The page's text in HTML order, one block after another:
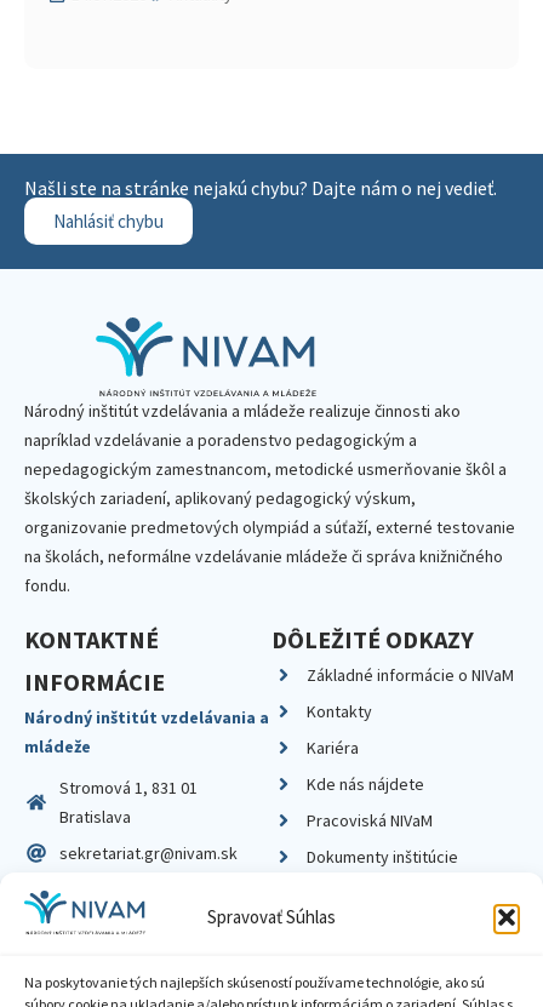
Spravovať Súhlas
Na poskytovanie tých najlepších skúseností používame technológie, ako sú
Našli ste na stránke nejakú chybu? Dajte nám o nej vedieť.
Nahlásiť chybu
Národný inštitút vzdelávania a mládeže realizuje činnosti ako
napríklad vzdelávanie a poradenstvo pedagogickým a
nepedagogickým zamestnancom, metodické usmerňovanie škôl a
školských zariadení, aplikovaný pedagogický výskum,
organizovanie predmetových olympiád a súťaží, externé testovanie
na školách, neformálne vzdelávanie mládeže či správa knižničného
fondu.
KONTAKTNÉ
INFORMÁCIE
Národný inštitút vzdelávania a
mládeže
Stromová 1, 831 01
Bratislava
sekretariat.gr@nivam.sk
IČO: 00164348
DIČ: 2020798714
DÔLEŽITÉ ODKAZY
Základné informácie o NIVaM
Kontakty
Kariéra
Kde nás nájdete
Pracoviská NIVaM
Dokumenty inštitúcie